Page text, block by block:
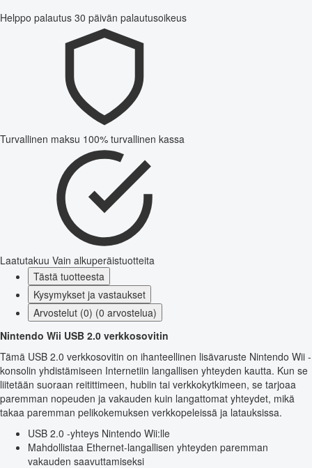
Helppo palautus 30 päivän palautusoikeus
Turvallinen maksu 100% turvallinen kassa
Laatutakuu Vain alkuperäistuotteita
Tästä tuotteesta
Kysymykset ja vastaukset
Arvostelut (0) (0 arvostelua)
Nintendo Wii USB 2.0 verkkosovitin
Tämä USB 2.0 verkkosovitin on ihanteellinen lisävaruste Nintendo Wii -
konsolin yhdistämiseen Internetiin langallisen yhteyden kautta. Kun se
liitetään suoraan reitittimeen, hubiin tai verkkokytkimeen, se tarjoaa
paremman nopeuden ja vakauden kuin langattomat yhteydet, mikä
takaa paremman pelikokemuksen verkkopeleissä ja latauksissa.
USB 2.0 -yhteys Nintendo Wii:lle
Mahdollistaa Ethernet-langallisen yhteyden paremman
vakauden saavuttamiseksi